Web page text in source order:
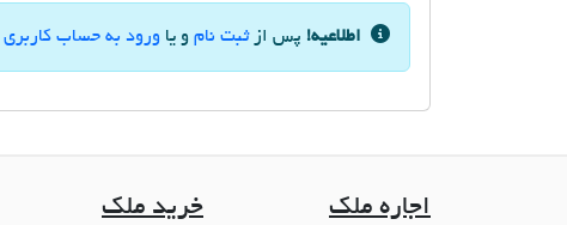
اطلاعیه! پس ازثبت نام و یا ورود به حساب کاربری
اجاره ملک خرید ملک